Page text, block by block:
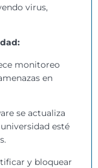
virus,
monitoreo
en
se actualiza
esté
y bloquear